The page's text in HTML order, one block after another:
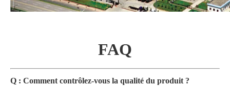
FAQ
Q : Comment contrôlez-vous la qualité du produit ?